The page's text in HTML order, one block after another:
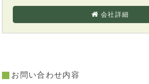
会社詳細
お問い合わせ内容